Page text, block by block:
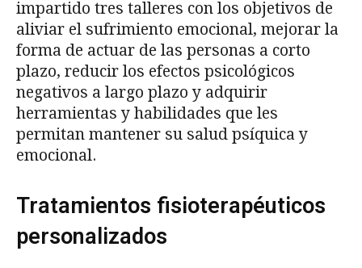
impartido tres talleres con los objetivos de
aliviar el sufrimiento emocional, mejorar la
forma de actuar de las personas a corto
plazo, reducir los efectos psicológicos
negativos a largo plazo y adquirir
herramientas y habilidades que les
permitan mantener su salud psíquica y
emocional.
Tratamientos fisioterapéuticos
personalizados